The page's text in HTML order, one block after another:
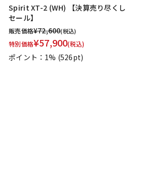
Spirit XT-2 (WH) 【決算売り尽くし
セール】
販売価格¥72,600(税込)
特別価格¥57,900(税込)
ポイント：1% (526pt)